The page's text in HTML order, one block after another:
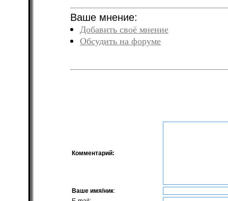
Ваше мнение:
Добавить своё мнение
Обсудить на форуме
Комментарий:
Ваше имя/ник: